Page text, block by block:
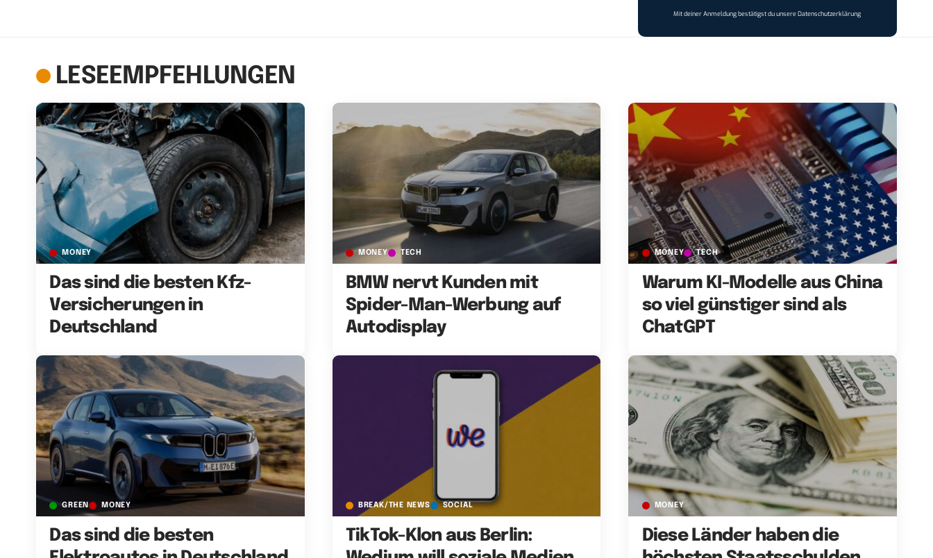
Mit deiner Anmeldung bestätigst du unsereDatenschutzerklärung
LESEEMPFEHLUNGEN
MONEY
Das sind die besten Kfz-
Versicherungen in
Deutschland
MONEY TECH
BMW nervt Kunden mit
Spider-Man-Werbung auf
Autodisplay
MONEY TECH
Warum KI-Modelle aus China
so viel günstiger sind als
ChatGPT
GREEN MONEY
Das sind die besten
BREAK/THE NEWS SOCIAL
TikTok-Klon aus Berlin:
MONEY
Diese Länder haben die